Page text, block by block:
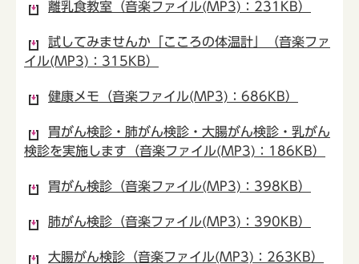
離乳食教室（音楽ファイル(MP3)：231KB）
試してみませんか「こころの体温計」（音楽ファ
イル(MP3)：315KB）
健康メモ（音楽ファイル(MP3)：686KB）
胃がん検診・肺がん検診・大腸がん検診・乳がん
検診を実施します（音楽ファイル(MP3)：186KB）
胃がん検診（音楽ファイル(MP3)：398KB）
肺がん検診（音楽ファイル(MP3)：390KB）
大腸がん検診（音楽ファイル(MP3)：263KB）